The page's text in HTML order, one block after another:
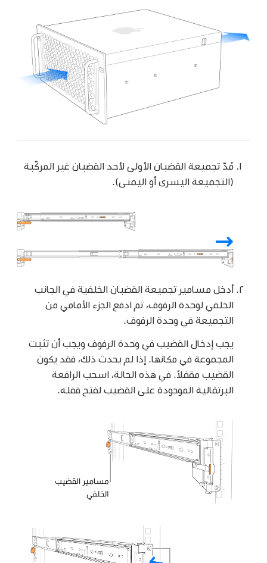
مُدّ تجميعة القضبان الأولى لأحد القضبان غير المركّبة
(التجميعة اليسرى أو اليمنى).
أدخل مسامير تجميعة القضبان الخلفية في الجانب
الخلفي لوحدة الرفوف، ثم ادفع الجزء الأمامي من
التجميعة في وحدة الرفوف.
يجب إدخال القضيب في وحدة الرفوف ويجب أن تثبت
المجموعة في مكانها. إذا لم يحدث ذلك، فقد يكون
القضيب مقفلاً. في هذه الحالة، اسحب الرافعة
البرتقالية الموجودة على القضيب لفتح قفله.